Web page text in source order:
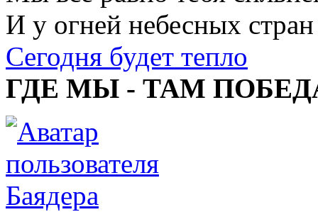
И у огней небесных стран
Сегодня будет тепло
ГДЕ МЫ - ТАМ
Баядера